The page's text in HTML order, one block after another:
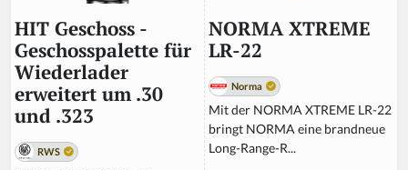
HIT Geschoss -
Geschosspalette für
Wiederlader
erweitert um .30
und .323
RWS
NORMA XTREME
LR-22
Norma
Mit der NORMA XTREME LR-22
bringt NORMA eine brandneue
Long-Range-R...